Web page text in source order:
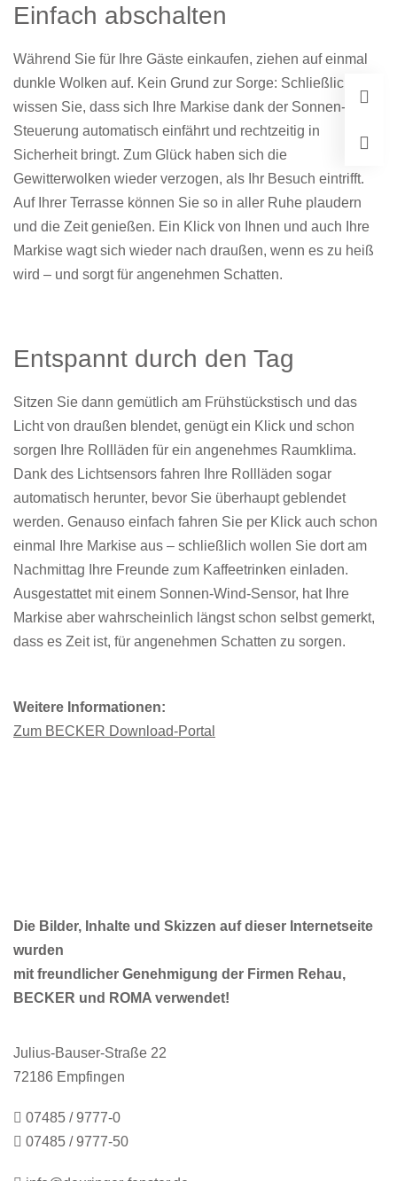
Einfach abschalten
Während Sie für Ihre Gäste einkaufen, ziehen auf einmal
dunkle Wolken auf. Kein Grund zur Sorge: Schließlich
wissen Sie, dass sich Ihre Markise dank der Sonnen-Wind-
Steuerung automatisch einfährt und rechtzeitig in
Sicherheit bringt. Zum Glück haben sich die
Gewitterwolken wieder verzogen, als Ihr Besuch eintrifft.
Auf Ihrer Terrasse können Sie so in aller Ruhe plaudern
und die Zeit genießen. Ein Klick von Ihnen und auch Ihre
Markise wagt sich wieder nach draußen, wenn es zu heiß
wird – und sorgt für angenehmen Schatten.
Entspannt durch den Tag
Sitzen Sie dann gemütlich am Frühstückstisch und das
Licht von draußen blendet, genügt ein Klick und schon
sorgen Ihre Rollläden für ein angenehmes Raumklima.
Dank des Lichtsensors fahren Ihre Rollläden sogar
automatisch herunter, bevor Sie überhaupt geblendet
werden. Genauso einfach fahren Sie per Klick auch schon
einmal Ihre Markise aus – schließlich wollen Sie dort am
Nachmittag Ihre Freunde zum Kaffeetrinken einladen.
Ausgestattet mit einem Sonnen-Wind-Sensor, hat Ihre
Markise aber wahrscheinlich längst schon selbst gemerkt,
dass es Zeit ist, für angenehmen Schatten zu sorgen.
Weitere Informationen:
Zum BECKER Download-Portal
Die Bilder, Inhalte und Skizzen auf dieser Internetseite
wurden
mit freundlicher Genehmigung der Firmen Rehau,
BECKER und ROMA verwendet!
Julius-Bauser-Straße 22
72186 Empfingen
07485 / 9777-0
07485 / 9777-50